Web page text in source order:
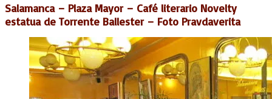
Salamanca – Plaza Mayor – Café literario Novelty
estatua de Torrente Ballester – Foto Pravdaverita